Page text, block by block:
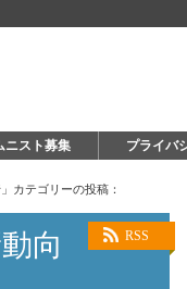
ニスト募集 プライバ
」カテゴリーの投稿：
RSS
向